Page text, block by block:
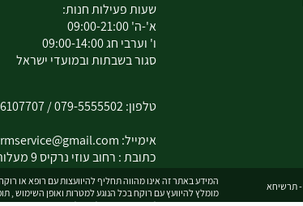
שעות פעילות חנות:
א'-ה' 09:00-21:00
ו' וערבי חג 09:00-14:00
סגור בשבתות ובמועדי ישראל
טלפון:079-5555502
/
אימייל:
כתובת : רחוב עוזי נרקיס 9 מעלות
המידע באתר זה אינו מהווה תחליף להיוועצות עם רופא או
מומלץ להיוועץ עם רוקח בכל הנוגע למטרות ואופן השימוש ,